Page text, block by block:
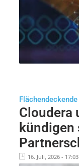
Cloudera
16. Juli, 2026 - 17:03